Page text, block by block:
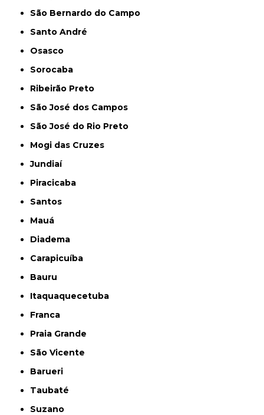
São Bernardo do Campo
Santo André
Osasco
Sorocaba
Ribeirão Preto
São José dos Campos
São José do Rio Preto
Mogi das Cruzes
Jundiaí
Piracicaba
Santos
Mauá
Diadema
Carapicuíba
Bauru
Itaquaquecetuba
Franca
Praia Grande
São Vicente
Barueri
Taubaté
Suzano